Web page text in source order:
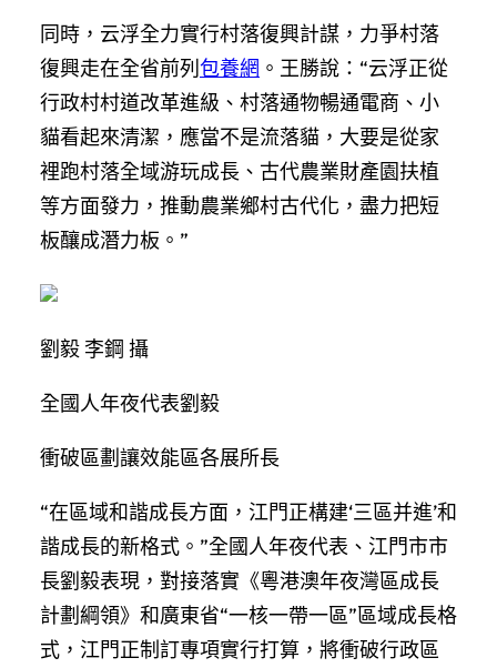
同時，云浮全力實行村落復興計謀，力爭村落
復興走在全省前列 包養網 。王勝說：“云浮正從
行政村村道改革進級、村落通物暢通電商、小
貓看起來清潔，應當不是流落貓，大要是從家
裡跑村落全域游玩成長、古代農業財產園扶植
等方面發力，推動農業鄉村古代化，盡力把短
板釀成潛力板。”
劉毅 李鋼 攝
全國人年夜代表劉毅
衝破區劃讓效能區各展所長
“在區域和諧成長方面，江門正構建‘三區并進’和
諧成長的新格式。”全國人年夜代表、江門市市
長劉毅表現，對接落實《粵港澳年夜灣區成長
計劃綱領》和廣東省“一核一帶一區”區域成長格
式，江門正制訂專項實行打算，將衝破行政區